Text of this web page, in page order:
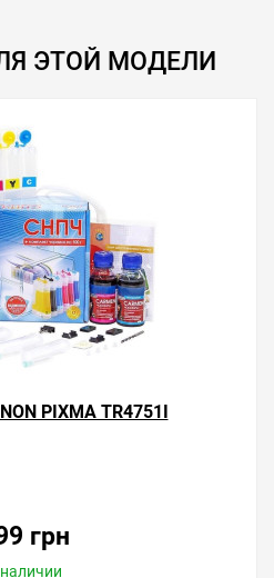
Canon PIXMA TR4751i —
онлайн-консультанту.
ЭТОЙ МОДЕЛИ
PIXMA TR4751I
грн